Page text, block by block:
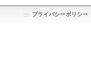
プライバシーポリシー